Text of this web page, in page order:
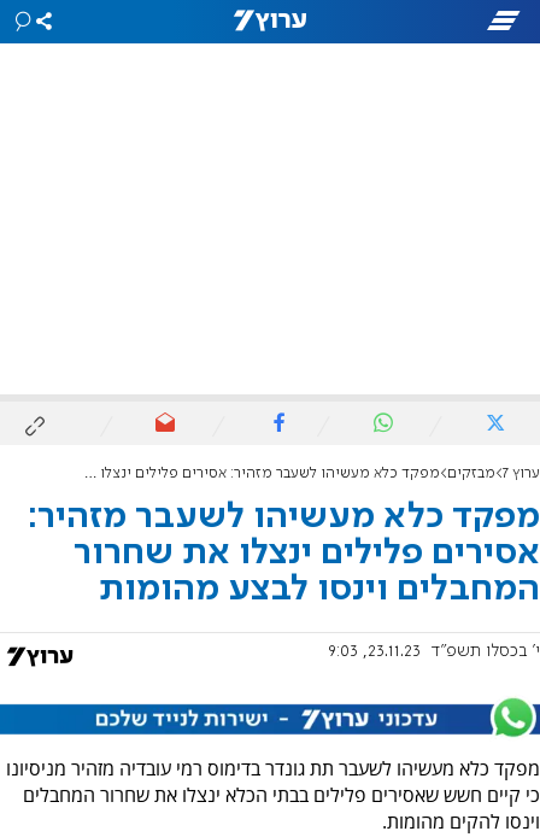
ערוץ 7 מבזקים מפקד כלא מעשיהו לשעבר מזהיר: אסירים פלילים ינצלו את שחרור המחבלים וינסו לבצע מהומות
מפקד כלא מעשיהו לשעבר מזהיר:
אסירים פלילים ינצלו את שחרור
המחבלים וינסו לבצע מהומות
י' בכסלו תשפ"ד 23.11.23, 9:03
מפקד כלא מעשיהו לשעבר תת גונדר בדימוס רמי עובדיה מזהיר מניסיונו
כי קיים חשש שאסירים פלילים בבתי הכלא ינצלו את שחרור המחבלים
וינסו להקים מהומות.